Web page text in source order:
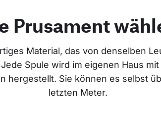
Prusament
Material, das von denselben
Spule wird im eigenen Haus
hergestellt. Sie können es selbst
letzten Meter.